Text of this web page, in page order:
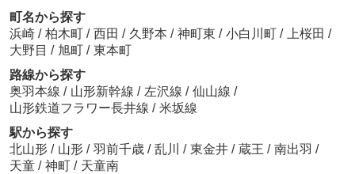
町名から探す
浜崎 / 柏木町 / 西田 / 久野本 / 神町東 / 小白川町 / 上桜田 /
大野目 / 旭町 / 東本町
路線から探す
奥羽本線 / 山形新幹線 / 左沢線 / 仙山線 /
山形鉄道フラワー長井線 / 米坂線
駅から探す
北山形 / 山形 / 羽前千歳 / 乱川 / 東金井 / 蔵王 / 南出羽 /
天童 / 神町 / 天童南